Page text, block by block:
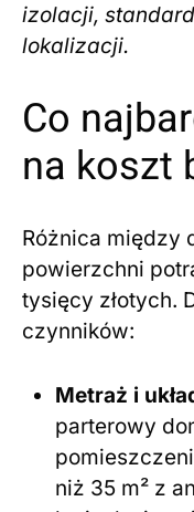
izolacji,
lokalizacji.
Co
na koszt
Różnica między
powierzchni
tysięcy złotych.
czynników:
Metraż i
parterowy
niż 35 m² z